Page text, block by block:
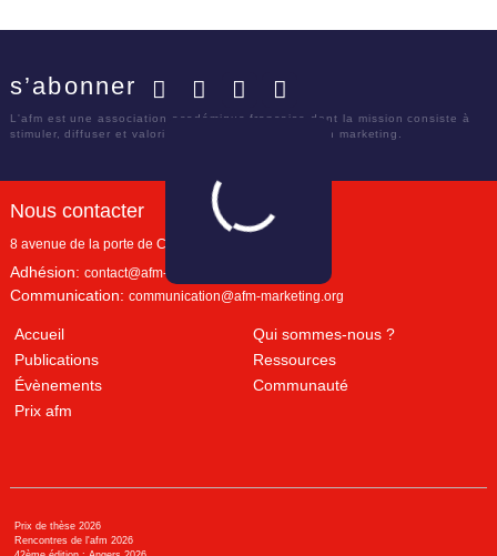
s’abonner
L'afm est une association académique française dont la mission consiste à
stimuler, diffuser et valoriser le savoir scientifique en marketing.
Nous contacter
8 avenue de la porte de Champerret
Adhésion: contact@afm-marketing.org
Communication: communication@afm-marketing.org
Accueil
Qui sommes-nous ?
Publications
Ressources
Évènements
Communauté
Prix afm
Prix de thèse 2026
Rencontres de l'afm 2026